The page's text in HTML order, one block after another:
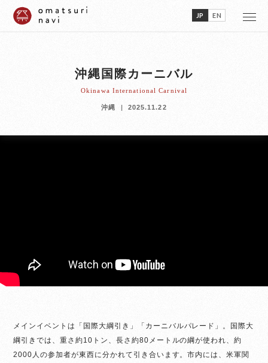
JP EN
沖縄国際カーニバル
Okinawa International Carnival
沖縄 2025.11.22
メインイベントは「国際大綱引き」「カーニバルパレード」。国際大
綱引きでは、重さ約10トン、長さ約80メートルの綱が使われ、約
2000人の参加者が東西に分かれて引き合います。市内には、米軍関